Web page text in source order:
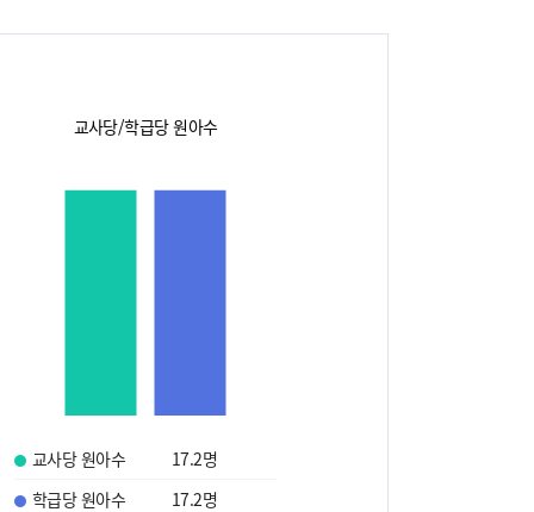
교사당/학급당 원아수
교사당 원아수 17.2명
학급당 원아수
17.2명